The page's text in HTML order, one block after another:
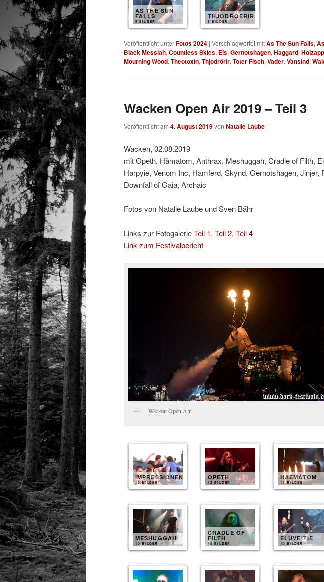
AS THE SUN
FALLS
5 BILDER
THJODROERIR
5 BILDER
Veröffentlicht unterFotos 2024 | Verschlagwortet mitAs The Sun Falls,
Black Messiah, Countless Skies, Eis, Gernotshagen, Haggard,
Mourning Wood, Theotoxin, Thjodrörir, Toter Fisch, Vader, Vansind,
Wacken Open Air 2019 – Teil 3
Veröffentlicht am 4. August 2019von Natalie Laube
Wacken, 02.08.2019
mit Opeth, Hämatom, Anthrax, Meshuggah, Cradle of Filth,
Harpyie, Venom Inc, Hamferd, Skynd, Gernotshagen, Jinjer,
Downfall of Gaia, Archaic
Fotos von Natalie Laube und Sven Bähr
Links zur FotogalerieTeil 1, Teil 2, Teil 4
Link zum Festivalbericht
Wacken Open Air
IMPRESSIONEN
20 BILDER
OPETH
12 BILDER
HAEMATOM
11 BILDER
MESHUGGAH
10 BILDER
CRADLE OF
FILTH
10 BILDER
ELUVEITIE
10 BILDER